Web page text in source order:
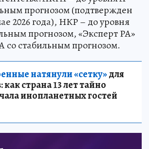
прогнозом (подтвержден
2026 года), НКР – до уровня
прогнозом, «Эксперт РА»
со стабильным прогнозом.
натянули «сетку»для
страна 13 лет тайно
инопланетных гостей